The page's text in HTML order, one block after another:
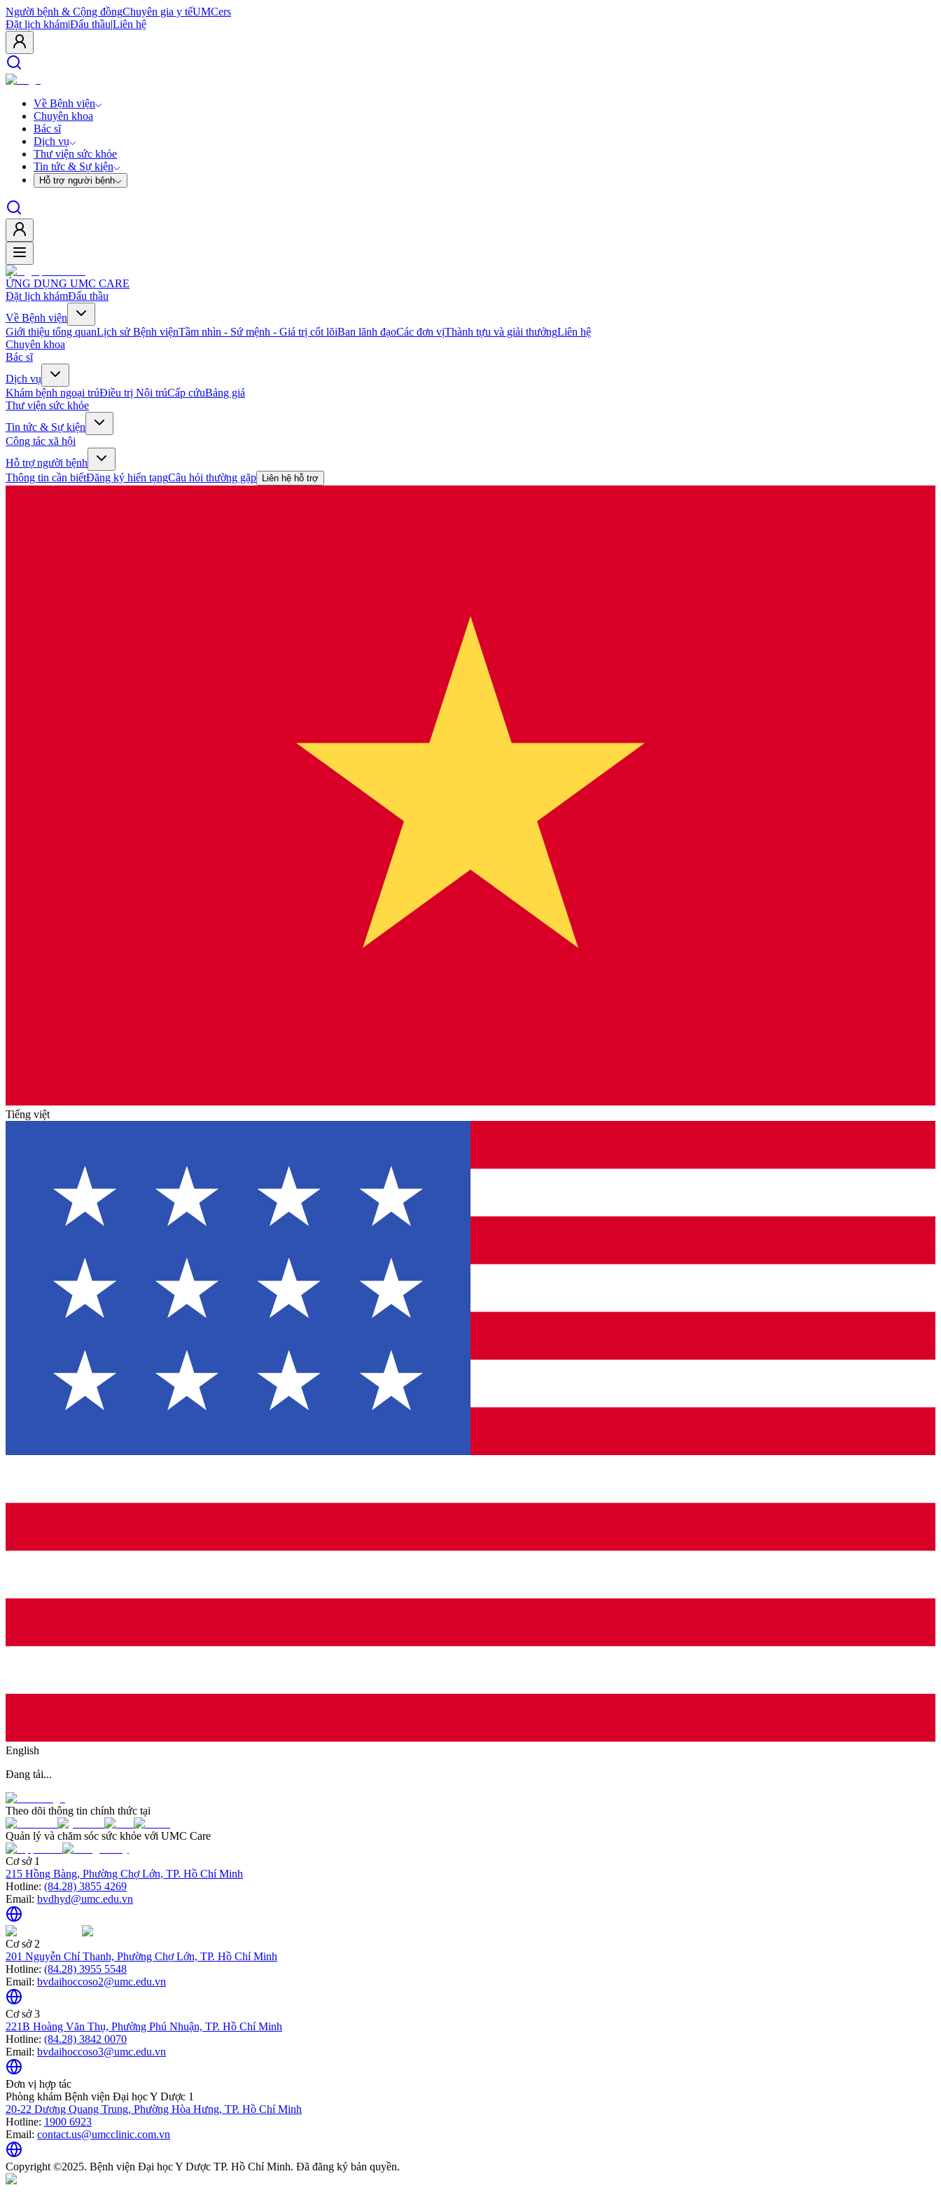
Người bệnh & Cộng đồngChuyên gia y tếUMCers
Đặt lịch khám|Đấu thầu|Liên hệ
Về Bệnh viện
Chuyên khoa
Bác sĩ
Dịch vụ
Thư viện sức khỏe
Tin tức & Sự kiện
Hỗ trợ người bệnh
ỨNG DỤNG UMC CARE
Đặt lịch khámĐấu thầu
Về Bệnh viện
Giới thiệu tổng quanLịch sử Bệnh việnTầm nhìn - Sứ mệnh - Giá trị cốt lõiBan lãnh đạoCác đơn vịThành tựu và giải thưởngLiên hệ
Chuyên khoa
Bác sĩ
Dịch vụ
Khám bệnh ngoại trúĐiều trị Nội trúCấp cứuBảng giá
Thư viện sức khỏe
Tin tức & Sự kiện
Công tác xã hội
Hỗ trợ người bệnh
Thông tin cần biếtĐăng ký hiến tạngCâu hỏi thường gặp Liên hệ hỗ trợ
Tiếng việt
English
Đang tải...
Theo dõi thông tin chính thức tại
Quản lý và chăm sóc sức khỏe với UMC Care
Cơ sở 1
215 Hồng Bàng, Phường Chợ Lớn, TP. Hồ Chí Minh
Hotline: (84.28) 3855 4269
Email: bvdhyd@umc.edu.vn
Cơ sở 2
201 Nguyễn Chí Thanh, Phường Chợ Lớn, TP. Hồ Chí Minh
Hotline: (84.28) 3955 5548
Email: bvdaihoccoso2@umc.edu.vn
Cơ sở 3
221B Hoàng Văn Thụ, Phường Phú Nhuận, TP. Hồ Chí Minh
Hotline: (84.28) 3842 0070
Email: bvdaihoccoso3@umc.edu.vn
Đơn vị hợp tác
Phòng khám Bệnh viện Đại học Y Dược 1
20-22 Dương Quang Trung, Phường Hòa Hưng, TP. Hồ Chí Minh
Hotline: 1900 6923
Email: contact.us@umcclinic.com.vn
Copyright ©2025. Bệnh viện Đại học Y Dược TP. Hồ Chí Minh. Đã đăng ký bản quyền.